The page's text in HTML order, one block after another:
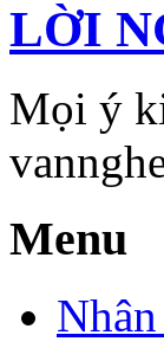
LỜI
Mọi ý
Menu